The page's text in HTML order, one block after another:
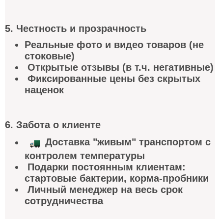
5. Честность и прозрачность
Реальные фото и видео товаров (не
стоковые)
Открытые отзывы (в т.ч. негативные)
Фиксированные цены без скрытых
наценок
6. Забота о клиенте
Доставка "живым" транспортом с
контролем температуры
Подарки постоянным клиентам:
стартовые бактерии, корма-пробники
Личный менеджер на весь срок
сотрудничества